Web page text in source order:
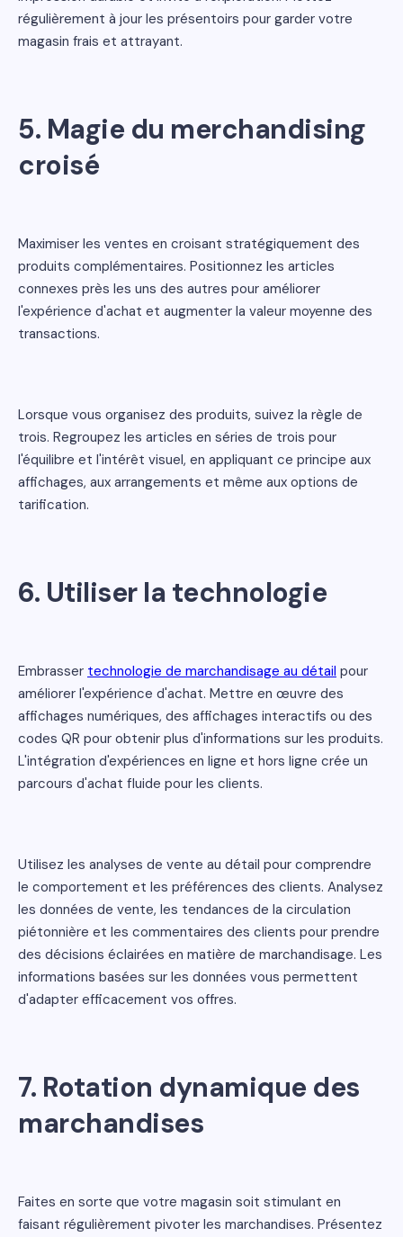
régulièrement à jour les présentoirs pour garder votre
magasin frais et attrayant.
5. Magie du merchandising
croisé
Maximiser les ventes en croisant stratégiquement des
produits complémentaires. Positionnez les articles
connexes près les uns des autres pour améliorer
l'expérience d'achat et augmenter la valeur moyenne des
transactions.
Lorsque vous organisez des produits, suivez la règle de
trois. Regroupez les articles en séries de trois pour
l'équilibre et l'intérêt visuel, en appliquant ce principe aux
affichages, aux arrangements et même aux options de
tarification.
6. Utiliser la technologie
Embrasser technologie de marchandisage au détail pour
améliorer l'expérience d'achat. Mettre en œuvre des
affichages numériques, des affichages interactifs ou des
codes QR pour obtenir plus d'informations sur les produits.
L'intégration d'expériences en ligne et hors ligne crée un
parcours d'achat fluide pour les clients.
Utilisez les analyses de vente au détail pour comprendre
le comportement et les préférences des clients. Analysez
les données de vente, les tendances de la circulation
piétonnière et les commentaires des clients pour prendre
des décisions éclairées en matière de marchandisage. Les
informations basées sur les données vous permettent
d'adapter efficacement vos offres.
7. Rotation dynamique des
marchandises
Faites en sorte que votre magasin soit stimulant en
faisant régulièrement pivoter les marchandises. Présentez